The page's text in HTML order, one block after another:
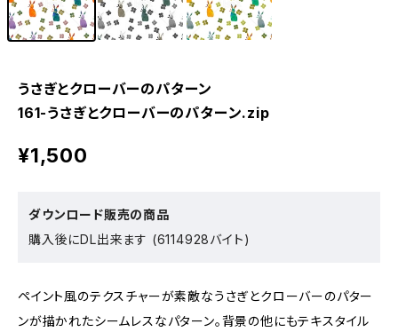
うさぎとクローバーのパターン
161-うさぎとクローバーのパターン.zip
¥1,500
ダウンロード販売の商品
購入後にDL出来ます (6114928バイト)
ペイント風のテクスチャーが素敵なうさぎとクローバーのパター
ンが描かれたシームレスなパターン。背景の他にもテキスタイル